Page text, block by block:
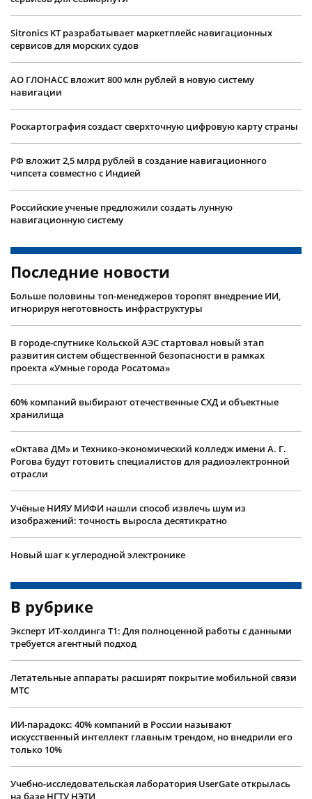
Sitronics KT разрабатывает маркетплейс навигационных
сервисов для морских судов
АО ГЛОНАСС вложит 800 млн рублей в новую систему
навигации
Роскартография создаст сверхточную цифровую карту страны
РФ вложит 2,5 млрд рублей в создание навигационного
чипсета совместно с Индией
Российские ученые предложили создать лунную
навигационную систему
Последние новости
Больше половины топ-менеджеров торопят внедрение ИИ,
игнорируя неготовность инфраструктуры
В городе-спутнике Кольской АЭС стартовал новый этап
развития систем общественной безопасности в рамках
проекта «Умные города Росатома»
60% компаний выбирают отечественные СХД и объектные
хранилища
«Октава ДМ» и Технико-экономический колледж имени А. Г.
Рогова будут готовить специалистов для радиоэлектронной
отрасли
Учëные НИЯУ МИФИ нашли способ извлечь шум из
изображений: точность выросла десятикратно
Новый шаг к углеродной электронике
В рубрике
Эксперт ИТ-холдинга Т1: Для полноценной работы с данными
требуется агентный подход
Летательные аппараты расширят покрытие мобильной связи
МТС
ИИ-парадокс: 40% компаний в России называют
искусственный интеллект главным трендом, но внедрили его
только 10%
Учебно-исследовательская лаборатория UserGate открылась
на базе НГТУ НЭТИ